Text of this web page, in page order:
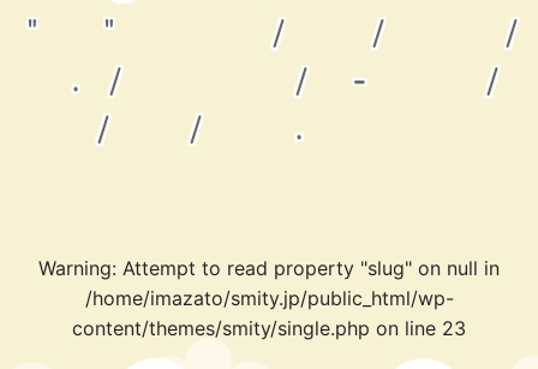
" " / /
/
.
/ / -
/
/
/ .
Warning: Attempt to read property "slug" on null in
/home/imazato/smity.jp/public_html/wp-
content/themes/smity/single.php on line 23